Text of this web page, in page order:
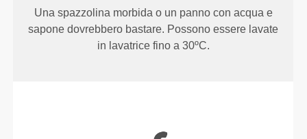
Una spazzolina morbida o un panno con acqua e
sapone dovrebbero bastare. Possono essere lavate
in lavatrice fino a 30ºC.